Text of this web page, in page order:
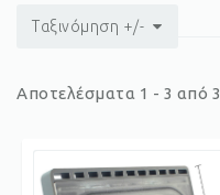
Ταξινόμηση +/-
Αποτελέσματα 1 - 3 από 3